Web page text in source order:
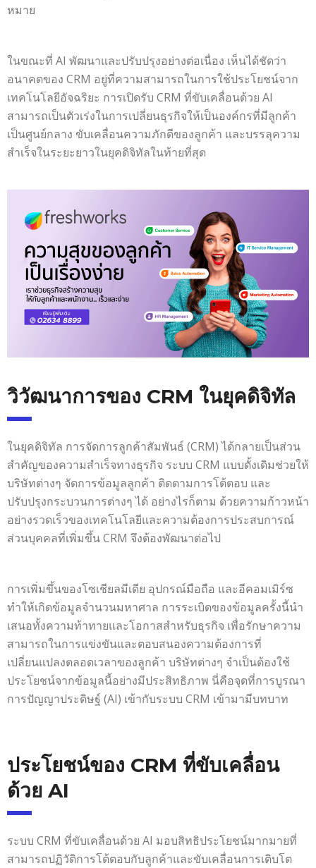
หมาย
ในขณะที่ AI พัฒนาและปรับปรุงอย่างต่อเนื่อง เห็นได้ชัดว่า
อนาคตของ CRM อยู่ที่ความสามารถในการใช้ประโยชน์จาก
เทคโนโลยีอัจฉริยะ การเปิดรับ CRM ที่ขับเคลื่อนด้วย AI
สามารถเป็นตัวเร่งในการเปลี่ยนธุรกิจให้เป็นองค์กรที่มีลูกค้า
เป็นศูนย์กลาง ขับเคลื่อนความภักดีของลูกค้า และบรรลุความ
สำเร็จในระยะยาวในยุคดิจิทัลในท้ายที่สุด
วิวัฒนาการของ CRM ในยุคดิจิทัล
ในยุคดิจิทัล การจัดการลูกค้าสัมพันธ์ (CRM) ได้กลายเป็นส่วน
สำคัญของความสำเร็จทางธุรกิจ ระบบ CRM แบบดั้งเดิมช่วยให้
บริษัทต่างๆ จัดการข้อมูลลูกค้า ติดตามการโต้ตอบ และ
ปรับปรุงกระบวนการต่างๆ ได้ อย่างไรก็ตาม ด้วยความก้าวหน้า
อย่างรวดเร็วของเทคโนโลยีและความต้องการประสบการณ์
ส่วนบุคคลที่เพิ่มขึ้น CRM จึงต้องพัฒนาต่อไป
การเพิ่มขึ้นของโซเชียลมีเดีย อุปกรณ์มือถือ และอีคอมเมิร์ซ
ทำให้เกิดข้อมูลจำนวนมหาศาล การระเบิดของข้อมูลครั้งนี้นำ
เสนอทั้งความท้าทายและโอกาสสำหรับธุรกิจ เพื่อรักษาความ
สามารถในการแข่งขันและตอบสนองความต้องการที่
เปลี่ยนแปลงตลอดเวลาของลูกค้า บริษัทต่างๆ จำเป็นต้องใช้
ประโยชน์จากข้อมูลนี้อย่างมีประสิทธิภาพ นี่คือจุดที่การบูรณา
การปัญญาประดิษฐ์ (AI) เข้ากับระบบ CRM เข้ามามีบทบาท
ประโยชน์ของ CRM ที่ขับเคลื่อน
ด้วย AI
ระบบ CRM ที่ขับเคลื่อนด้วย AI มอบสิทธิประโยชน์มากมายที่
สามารถปฏิวัติการโต้ตอบกับลูกค้าและขับเคลื่อนการเติบโต